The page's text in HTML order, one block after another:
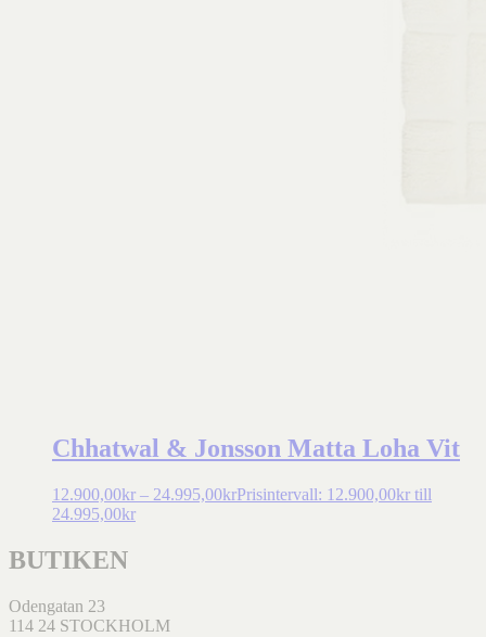
Chhatwal & Jonsson Matta Loha Vit
12.900,00kr – 24.995,00krPrisintervall: 12.900,00kr till
24.995,00kr
BUTIKEN
Odengatan 23
114 24 STOCKHOLM